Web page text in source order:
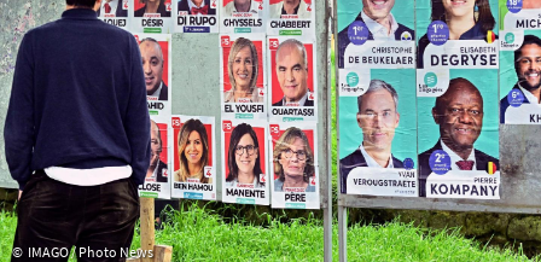
IMAGO / Photo News